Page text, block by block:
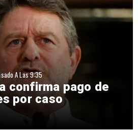
confirma pago de
por caso
A Las 9:35